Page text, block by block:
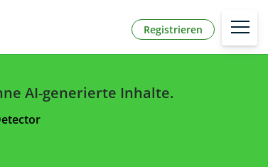
Registrieren
AI-generierte Inhalte.